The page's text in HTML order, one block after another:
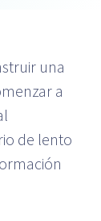
una
a
de lento